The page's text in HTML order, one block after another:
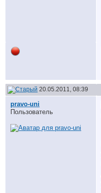
20.05.2011, 08:39
pravo-uni
Пользователь